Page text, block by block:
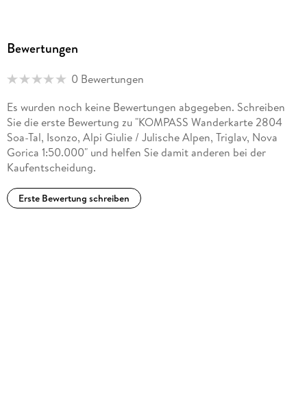
Bewertungen
0 Bewertungen
Es wurden noch keine Bewertungen abgegeben. Schreiben
Sie die erste Bewertung zu "KOMPASS Wanderkarte 2804
Soa-Tal, Isonzo, Alpi Giulie / Julische Alpen, Triglav, Nova
Gorica 1:50.000" und helfen Sie damit anderen bei der
Kaufentscheidung.
Erste Bewertung schreiben